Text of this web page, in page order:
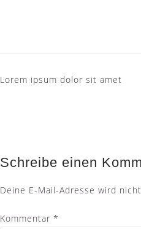
Lorem ipsum dolor sit amet
Schreibe einen
Deine E-Mail-Adresse wird
Kommentar *